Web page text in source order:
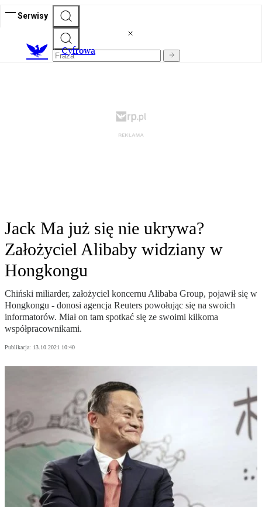
Serwisy
Cyfrowa
Jack Ma już się nie ukrywa?
Założyciel Alibaby widziany w
Hongkongu
Chiński miliarder, założyciel koncernu Alibaba Group, pojawił się w
Hongkongu - donosi agencja Reuters powołując się na swoich
informatorów. Miał on tam spotkać się ze swoimi kilkoma
współpracownikami.
Publikacja: 13.10.2021 10:40